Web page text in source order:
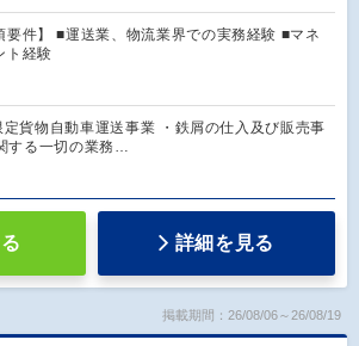
要件】 ■運送業、物流業界での実務経験 ■マネ
ト経験
定貨物自動車運送事業 ・鉄屑の仕入及び販売事
する一切の業務…
詳細を見る
掲載期間：26/08/06～26/08/19